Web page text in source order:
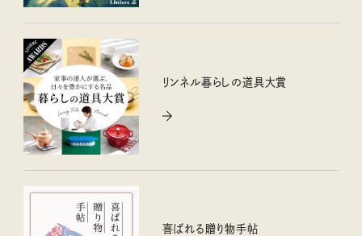
リンネル暮らしの道具大賞
喜ばれる贈り物手帖